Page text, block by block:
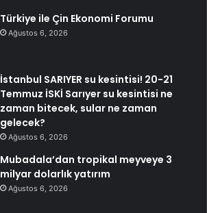
Türkiye ile Çin Ekonomi Forumu
Ağustos 6, 2026
İstanbul SARIYER su kesintisi! 20-21
Temmuz İSKİ Sarıyer su kesintisi ne
zaman bitecek, sular ne zaman
gelecek?
Ağustos 6, 2026
Mubadala’dan tropikal meyveye 3
milyar dolarlık yatırım
Ağustos 6, 2026